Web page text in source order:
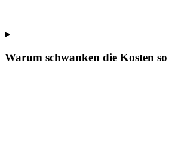
Warum schwanken die Kosten